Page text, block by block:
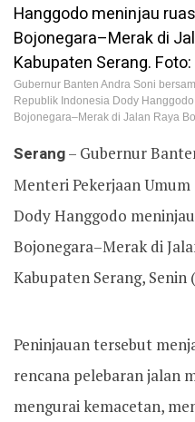
Gubernur Banten Andra Soni
Republik Indonesia Dody
Bojonegara–Merak di Jalan Raya
Serang– Gubernur
Menteri Pekerjaan
Dody Hanggodo
Bojonegara–Merak di
Kabupaten Serang, Senin
Peninjauan tersebut
rencana pelebaran jalan
mengurai kemacetan,